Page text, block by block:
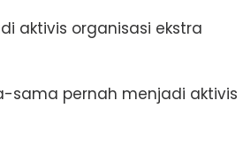
aktivis organisasi ekstra
sama pernah menjadi aktivis